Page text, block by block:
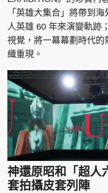
「英雄大集合」將帶到
人英雄 60 年來演變軌跡
視覺，將一幕幕劃時代
織重現。
神還原昭和「超人
套拍攝皮套列陣